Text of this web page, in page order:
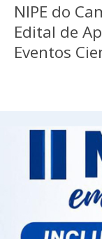
NIPE do
Edital de
Eventos